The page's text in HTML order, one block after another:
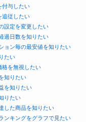
付与したい
追従したい
設定を変更したい
過日数を知りたい
ョン毎の最安値を知りたい
たい
格を無視したい
知りたい
を知りたい
りたい
した商品を知りたい
ンキングをグラフで見たい